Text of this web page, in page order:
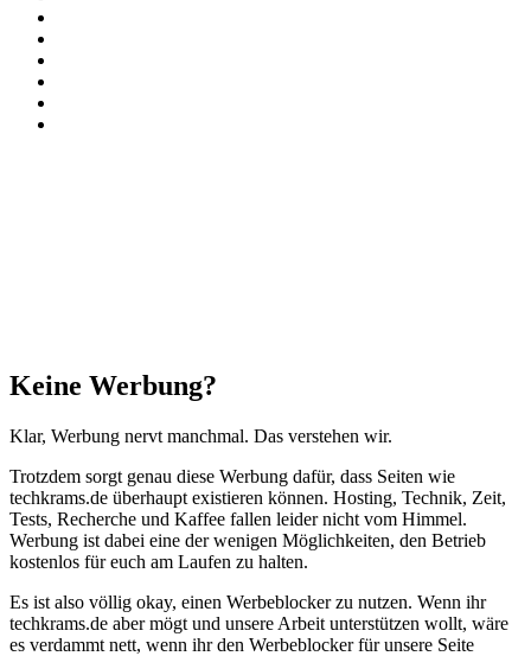
Schließen
Keine Werbung?
Klar, Werbung nervt manchmal. Das verstehen wir.
Trotzdem sorgt genau diese Werbung dafür, dass Seiten wie
techkrams.de überhaupt existieren können. Hosting, Technik, Zeit,
Tests, Recherche und Kaffee fallen leider nicht vom Himmel.
Werbung ist dabei eine der wenigen Möglichkeiten, den Betrieb
kostenlos für euch am Laufen zu halten.
Es ist also völlig okay, einen Werbeblocker zu nutzen. Wenn ihr
techkrams.de aber mögt und unsere Arbeit unterstützen wollt, wäre
es verdammt nett, wenn ihr den Werbeblocker für unsere Seite